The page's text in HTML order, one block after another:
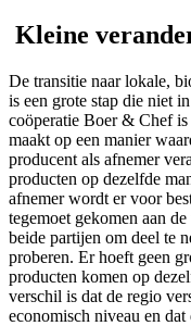
Kleine
De transitie naar lokale,
is een grote stap die niet
coöperatie Boer & Chef
maakt op een manier
producent als afnemer
producten op dezelfde
afnemer wordt er voor
tegemoet gekomen aan
beide partijen om deel te
proberen. Er hoeft geen
producten komen op
verschil is dat de regio
economisch niveau en